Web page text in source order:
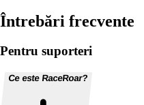
Întrebări frecvente
Pentru suporteri
Ce este RaceRoar?